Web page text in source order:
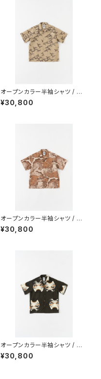
オープンカラー半袖シャツ / 型
染め / 伊藤若冲 / 雀 / BROWN
¥30,800
オープンカラー半袖シャツ / 型
染め / 伊藤若冲 / 鴛鴦図 / RE
DBROWN
¥30,800
オープンカラー半袖シャツ / 型
染め / 歌川国芳 / あさひな / B
LACK
¥30,800